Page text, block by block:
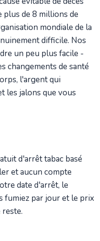
plus de 8 millions de
mondiale de la
difficile. Nos
un peu plus facile -
changements de santé
l'argent qui
les jalons que vous
d'arrêt tabac basé
et aucun compte
date d'arrêt, le
fumiez par jour et le prix